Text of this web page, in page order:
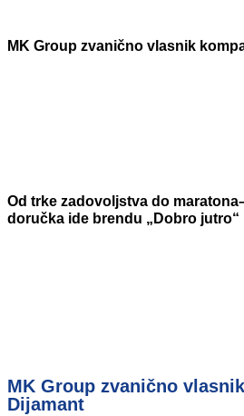
MK Group zvanično vlasnik
Od trke zadovoljstva do
doručka ide brendu „Dobro jutro“
MK Group zvanično
Dijamant